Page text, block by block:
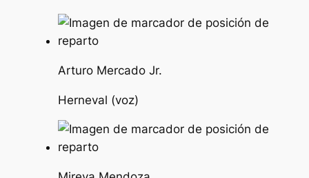
Arturo Mercado Jr.
Herneval (voz)